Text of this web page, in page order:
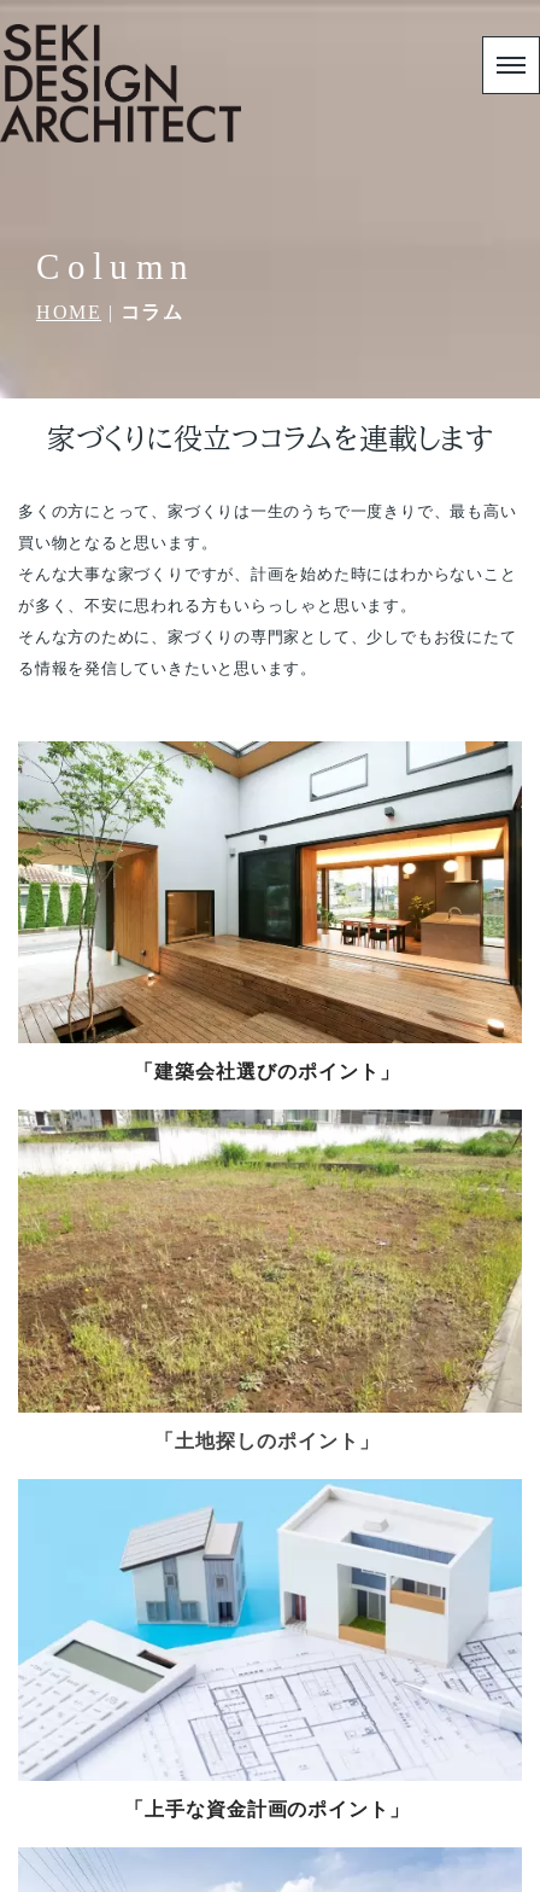
Column
HOME | コラム
家づくりに役立つコラムを連載します
多くの方にとって、家づくりは一生のうちで一度きりで、最も高い
買い物となると思います。
そんな大事な家づくりですが、計画を始めた時にはわからないこと
が多く、不安に思われる方もいらっしゃと思います。
そんな方のために、家づくりの専門家として、少しでもお役にたて
る情報を発信していきたいと思います。
「建築会社選びのポイント」
「土地探しのポイント」
「上手な資金計画のポイント」